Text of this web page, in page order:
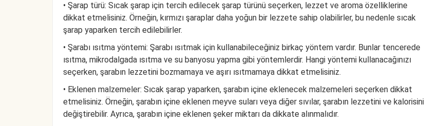
• Şarap türü: Sıcak şarap için tercih edilecek şarap türünü seçerken, lezzet ve aroma özelliklerine
dikkat etmelisiniz. Örneğin, kırmızı şaraplar daha yoğun bir lezzete sahip olabilirler, bu nedenle sıcak
şarap yaparken tercih edilebilirler.
• Şarabı ısıtma yöntemi: Şarabı ısıtmak için kullanabileceğiniz birkaç yöntem vardır. Bunlar tencerede
ısıtma, mikrodalgada ısıtma ve su banyosu yapma gibi yöntemlerdir. Hangi yöntemi kullanacağınızı
seçerken, şarabın lezzetini bozmamaya ve aşırı ısıtmamaya dikkat etmelisiniz.
• Eklenen malzemeler: Sıcak şarap yaparken, şarabın içine eklenecek malzemeleri seçerken dikkat
etmelisiniz. Örneğin, şarabın içine eklenen meyve suları veya diğer sıvılar, şarabın lezzetini ve kalorisini
değiştirebilir. Ayrıca, şarabın içine eklenen şeker miktarı da dikkate alınmalıdır.